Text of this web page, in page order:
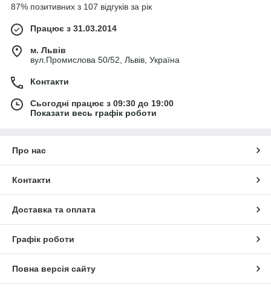
87% позитивних з 107 відгуків за рік
Працює з 31.03.2014
м. Львів
вул.Промислова 50/52, Львів, Україна
Контакти
Сьогодні працює з 09:30 до 19:00
Показати весь графік роботи
Про нас
Контакти
Доставка та оплата
Графік роботи
Повна версія сайту